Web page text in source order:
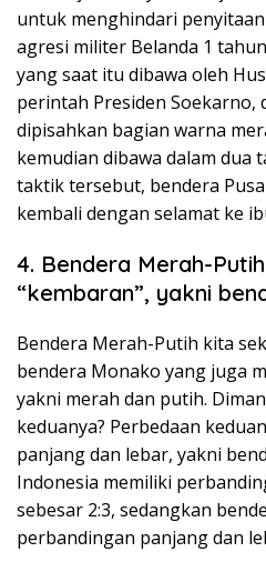
untuk menghindari
agresi militer Belanda 1
yang saat itu dibawa oleh
perintah Presiden Soekarno,
dipisahkan bagian warna
kemudian dibawa dalam dua
taktik tersebut, bendera
kembali dengan selamat ke
4. Bendera Merah-
“kembaran”, yakni
Bendera Merah-Putih kita
bendera Monako yang juga
yakni merah dan putih.
keduanya? Perbedaan
panjang dan lebar, yakni
Indonesia memiliki
sebesar 2:3, sedangkan
perbandingan panjang dan